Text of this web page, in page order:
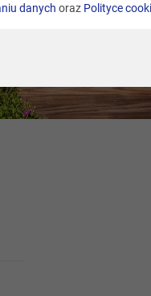
danych oraz Polityce